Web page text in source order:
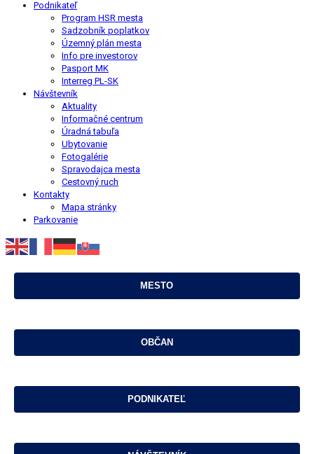
Podnikateľ
Program HSR mesta
Sadzobník poplatkov
Územný plán mesta
Info pre investorov
Pasport MK
Interreg PL-SK
Návštevník
Aktuality
Informačné centrum
Úradná tabuľa
Ubytovanie
Fotogalérie
Spravodajca mesta
Cestovný ruch
Kontakty
Mapa stránky
Parkovanie